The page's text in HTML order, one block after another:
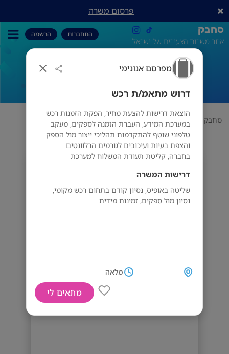
מפרסם אנונימי
דרוש מתאמ/ת רכש
הוצאת דרישות להצעת מחיר, הפקת הזמנות רכש
במערכת המידע, העברת הזמנה לספקים, מעקב
טלפוני שוטף להתקדמות תהליכי ייצור מול הספק
והצפת בעיות ועיכובים לגורמים הרלוונטים
בחברה, קליטת תעודת המשלוח למערכת
דרישות המשרה
שליטה באופיס, נסיון קודם בתחום רכש מקומי,
נסיון מול ספקים, זמינות מידית
מלאה
מתאים לי
פרסום משרה
סחבק
אתר משרות הצעירים של ישראל
התחברות הרשמה
דרוש מתאמ/ת רכש
סחבק תחום מפרסם אנונימי דרוש מתאמ/ת רכש